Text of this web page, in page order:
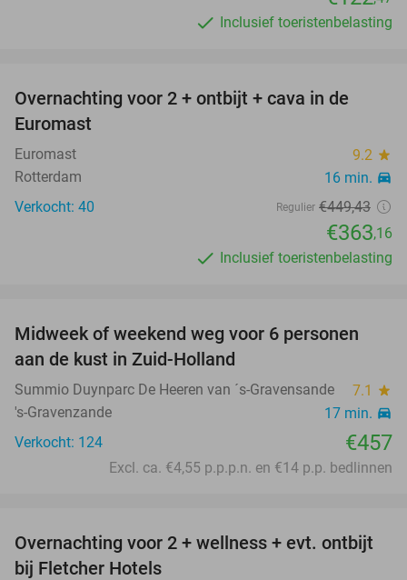
Inclusief toeristenbelasting
Overnachting voor 2 + ontbijt + cava in de
Euromast
Euromast 9.2 star
Rotterdam 16 min. directions_car
Verkocht: 40 Regulier €449,43
€363,16
Inclusief toeristenbelasting
Midweek of weekend weg voor 6 personen
aan de kust in Zuid-Holland
Summio Duynparc De Heeren van ´s-Gravensande 7.1 star
's-Gravenzande 17 min. directions_car
Verkocht: 124 €457
Excl. ca. €4,55 p.p.p.n. en €14 p.p. bedlinnen
55%
Overnachting voor 2 + wellness + evt. ontbijt
bij Fletcher Hotels